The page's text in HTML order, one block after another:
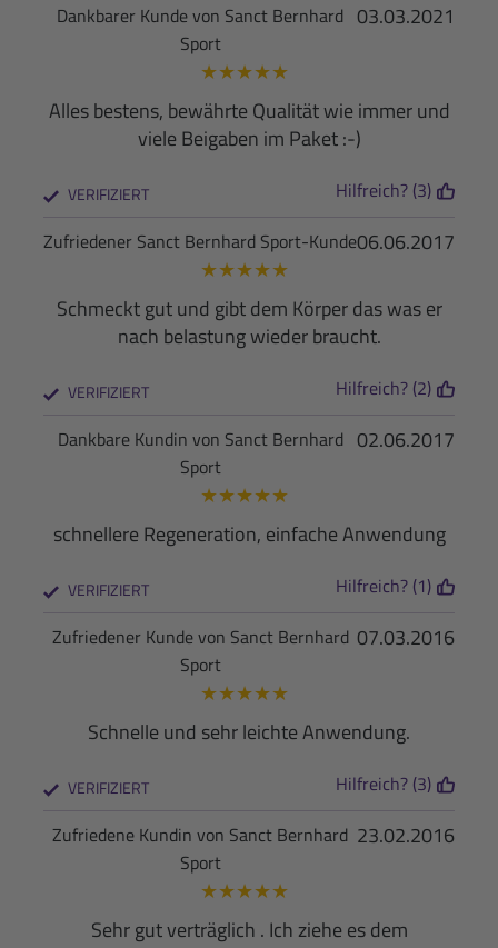
03.03.2021
Dankbarer Kunde von Sanct Bernhard
Sport
★★★★★
Alles bestens, bewährte Qualität wie immer und
viele Beigaben im Paket :-)
VERIFIZIERT Hilfreich? (3)
06.06.2017
Zufriedener Sanct Bernhard Sport-Kunde
★★★★★
Schmeckt gut und gibt dem Körper das was er
nach belastung wieder braucht.
VERIFIZIERT Hilfreich? (2)
02.06.2017
Dankbare Kundin von Sanct Bernhard
Sport
★★★★★
schnellere Regeneration, einfache Anwendung
VERIFIZIERT Hilfreich? (1)
07.03.2016
Zufriedener Kunde von Sanct Bernhard
Sport
★★★★★
Schnelle und sehr leichte Anwendung.
VERIFIZIERT Hilfreich? (3)
23.02.2016
Zufriedene Kundin von Sanct Bernhard
Sport
★★★★★
Sehr gut verträglich . Ich ziehe es dem